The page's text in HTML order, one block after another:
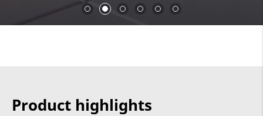
Product highlights